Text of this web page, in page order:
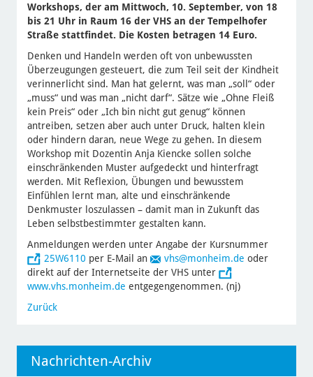
Workshops, der am Mittwoch, 10. September, von 18
bis 21 Uhr in Raum 16 der VHS an der Tempelhofer
Straße stattfindet. Die Kosten betragen 14 Euro.
Denken und Handeln werden oft von unbewussten
Überzeugungen gesteuert, die zum Teil seit der Kindheit
verinnerlicht sind. Man hat gelernt, was man „soll“ oder
„muss“ und was man „nicht darf“. Sätze wie „Ohne Fleiß
kein Preis“ oder „Ich bin nicht gut genug“ können
antreiben, setzen aber auch unter Druck, halten klein
oder hindern daran, neue Wege zu gehen. In diesem
Workshop mit Dozentin Anja Kiencke sollen solche
einschränkenden Muster aufgedeckt und hinterfragt
werden. Mit Reflexion, Übungen und bewusstem
Einfühlen lernt man, alte und einschränkende
Denkmuster loszulassen – damit man in Zukunft das
Leben selbstbestimmter gestalten kann.
Anmeldungen werden unter Angabe der Kursnummer
25W6110 per E-Mail an vhs@monheim.de oder
direkt auf der Internetseite der VHS unter
www.vhs.monheim.de entgegengenommen. (nj)
Zurück
Nachrichten-Archiv